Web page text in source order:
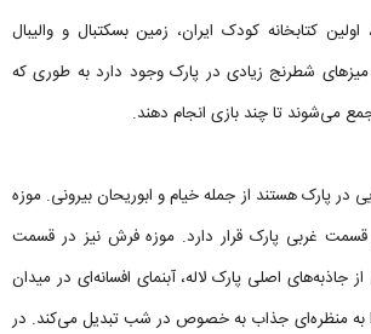
کتابخانه کودک ایران، زمین بسکتبال و والیبال
شطرنج زیادی در پارک وجود دارد به طوری که
می‌شوند تا چند بازی انجام دهند.
پارک هستند از جمله خیام و ابوریحان بیرونی. موزه
قسمت غربی پارک قرار دارد. موزه فرش نیز در قسمت
جاذبه‌های اصلی پارک لاله، آبنمای افسانه‌ای در میدان
به منظره‌ای جذاب به خصوص در شب تبدیل می‌کند. در